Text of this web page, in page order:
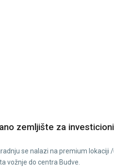
zemljište za
se nalazi na premium lokaciji
vožnje do centra Budve.